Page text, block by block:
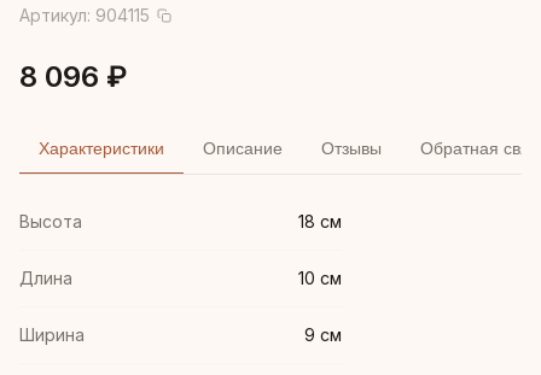
Артикул: 904115
8 096 ₽
Характеристики Описание Отзывы Обратная
Высота 18 см
Длина 10 см
Ширина 9 см